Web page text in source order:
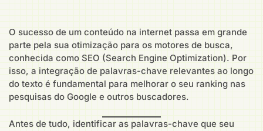
O sucesso de um conteúdo na internet passa em grande
parte pela sua otimização para os motores de busca,
conhecida como SEO (Search Engine Optimization). Por
isso, a integração de palavras-chave relevantes ao longo
do texto é fundamental para melhorar o seu ranking nas
pesquisas do Google e outros buscadores.
Antes de tudo, identificar as palavras-chave que seu